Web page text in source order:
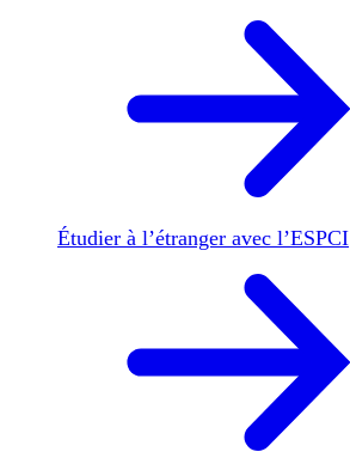
Étudier à l’étranger avec l’ESPCI